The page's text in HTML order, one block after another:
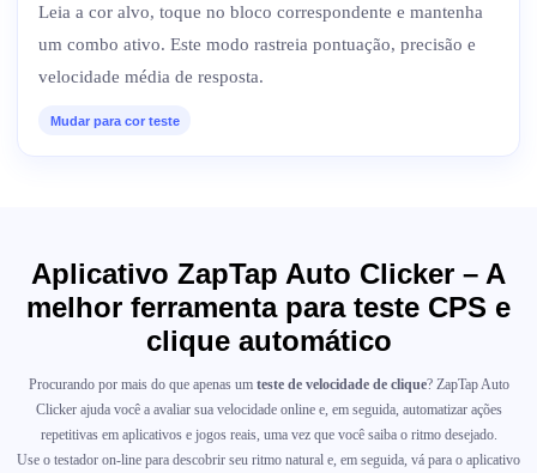
Leia a cor alvo, toque no bloco correspondente e mantenha
um combo ativo. Este modo rastreia pontuação, precisão e
velocidade média de resposta.
Mudar para cor teste
Aplicativo ZapTap Auto Clicker – A
melhor ferramenta para teste CPS e
clique automático
Procurando por mais do que apenas um teste de velocidade de clique? ZapTap Auto
Clicker ajuda você a avaliar sua velocidade online e, em seguida, automatizar ações
repetitivas em aplicativos e jogos reais, uma vez que você saiba o ritmo desejado.
Use o testador on-line para descobrir seu ritmo natural e, em seguida, vá para o aplicativo